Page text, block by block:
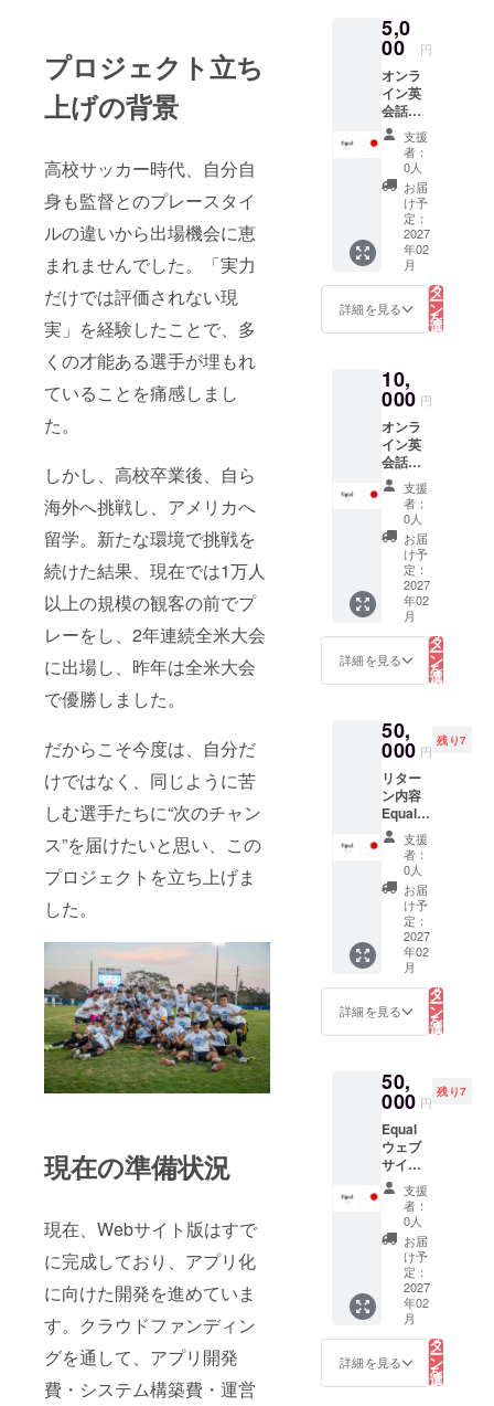
プロジェクト立ち
上げの背景
高校サッカー時代、自分自
身も監督とのプレースタイ
ルの違いから出場機会に恵
まれませんでした。「実力
だけでは評価されない現
実」を経験したことで、多
くの才能ある選手が埋もれ
ていることを痛感しまし
た。
しかし、高校卒業後、自ら
海外へ挑戦し、アメリカへ
留学。新たな環境で挑戦を
続けた結果、現在では1万人
以上の規模の観客の前でプ
レーをし、2年連続全米大会
に出場し、昨年は全米大会
で優勝しました。
だからこそ今度は、自分だ
けではなく、同じように苦
しむ選手たちに“次のチャン
ス”を届けたいと思い、この
プロジェクトを立ち上げま
した。
現在の準備状況
現在、Webサイト版はすで
に完成しており、アプリ化
に向けた開発を進めていま
す。クラウドファンディン
グを通して、アプリ開発
費・システム構築費・運営
い」
「ス
留学に
興味が
ある」
「アメ
リカの
大学に
ついて
知りた
い」
「海外
で自分
の可能
げた
い」 そ
に相談
できる
場で
す。 日
時：
2026年
12月頃
予定 場
所：東
京都内
または
オンラ
イン 交
通費：
自己負
はメー
ル連絡
学で実
際に使
う英語
を学べ
る ・英
語学習
の相談
可能 ・
日本と
の違い
・留学
で獲れ
るもの
有効期
限：
2027年
2月末ま
オンラ
インの
場合：
ZOOM
or
Google
meetを
使用し
ます。
5,0
00 円
オンラ
イン英
会話
（６０
分） ネ
イティ
ブの先
生から
英会話
レッス
ン 対象
年齢
制限な
し 2027
年 2月
提供予
ライン
ZOOM
などか
らのア
クセス
になり
ます
支援
者：
0人
お届
け予
定：
2027
年02
月
詳細を見る
リ
タ
ー
ン
を
選
択
10,
000 円
オンラ
イン英
会話
（９０
分） ネ
イティ
ブの先
生から
英会話
レッス
ン 対象
年齢
制限な
し 2027
年 2月
提供予
ライン
ZOOM
などか
らのア
クセス
になり
ます
支援
者：
0人
お届
け予
定：
2027
年02
月
詳細を見る
リ
タ
ー
ン
を
選
択
50,
000 円
残り7
リター
ン内容
Equal公
式ウェ
ブサイ
トへの
企業ロ
ゴ掲載
ご支援
後の流
れ ご支
援後、
掲載希
望ロゴ
データ
（PNG/
をご提
出いた
だきま
す。 掲
載内容
の確認
後、順
次ウェ
ブサイ
トへ掲
載いた
しま
す。 ・
掲載期
間：
2027 年
2月から
支援
者：
0人
お届
け予
定：
2027
年02
月
詳細を見る
リ
タ
ー
ン
を
選
択
50,
000 円
残り7
Equal
ウェブ
サイト
支援者
掲載 ご
支援い
ただい
た方の
お名前
（ニッ
クネー
可）、
顔写真
（任
意）
支援
者：
0人
お届
け予
定：
2027
年02
月
詳細を見る
リ
タ
ー
ン
を
選
択